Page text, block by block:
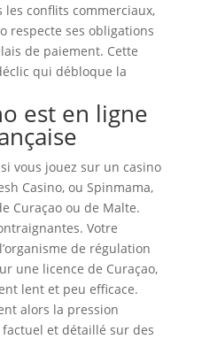
les conflits commerciaux,
respecte ses obligations
de paiement. Cette
qui débloque la
est en ligne
vous jouez sur un casino
Casino, ou Spinmama,
Curaçao ou de Malte.
Votre
de régulation
une licence de Curaçao,
lent et peu efficace.
alors la pression
et détaillé sur des